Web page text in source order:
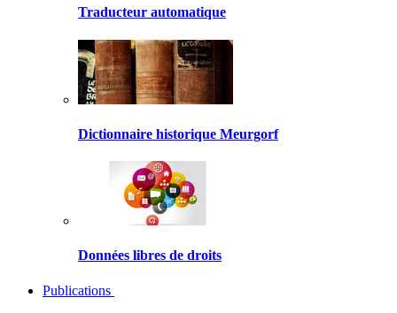
Traducteur automatique
Dictionnaire historique Meurgorf
Données libres de droits
Publications